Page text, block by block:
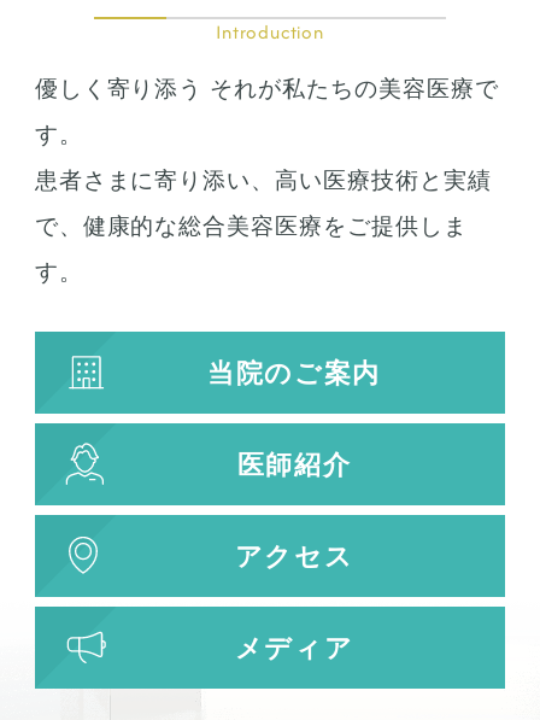
Introduction
優しく寄り添う それが私たちの美容医療で
す。
患者さまに寄り添い、高い医療技術と実績
で、健康的な総合美容医療をご提供しま
す。
当院のご案内
医師紹介
アクセス
メディア